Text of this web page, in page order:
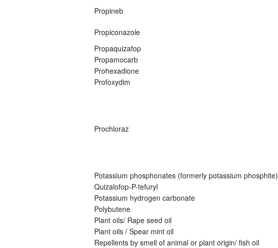
Propineb
Propiconazole
Propaquizafop
Propamocarb
Prohexadione
Profoxydim
Prochloraz
Potassium phosphonates (formerly potassium phosphite)
Quizalofop-P-tefuryl
Potassium hydrogen carbonate
Polybutene
Plant oils/ Rape seed oil
Plant oils / Spear mint oil
Repellents by smell of animal or plant origin/ fish oil